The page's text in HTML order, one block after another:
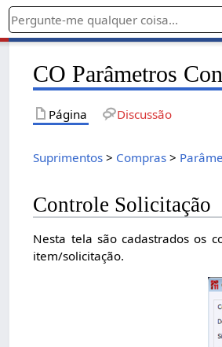
CO Parâmetros
Página Discussão
Suprimentos > Compras >
Controle Solicitação
Nesta tela são cadastrados os
item/solicitação.